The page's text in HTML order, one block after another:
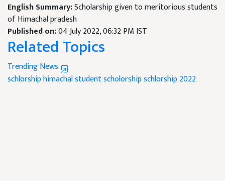
English Summary:Scholarship given to meritorious students
of Himachal pradesh
Published on:04 July 2022, 06:32 PM IST
Related Topics
Trending News
schlorshiphimachal student scholorshipschlorship 2022